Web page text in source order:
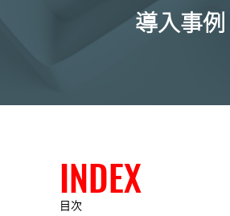
導入事例
INDEX
目次